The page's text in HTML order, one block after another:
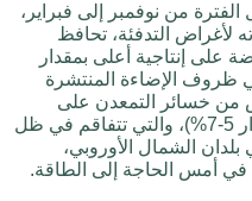
الفترة من نوفمبر إلى فبراير،
لأغراض التدفئة، تحافظ
على إنتاجية أعلى بمقدار
في ظروف الإضاءة المنتشرة
من خسائر التمعدن على
الجانب الأمامي (فائدة مباشرة بمقدار 5-7%)، والتي تتفاقم في ظل
الشمال الأوروبي،
في أمس الحاجة إلى الطاقة.